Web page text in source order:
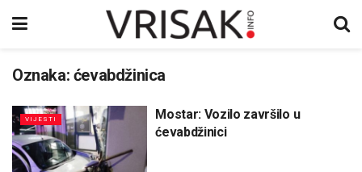
Oznaka: ćevabdžinica
VIJESTI
Mostar: Vozilo završilo u
ćevabdžinici